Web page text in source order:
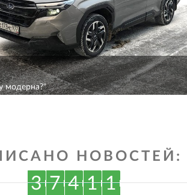
модерна?"
НОВОСТЕЙ:
3 7 4 1 1